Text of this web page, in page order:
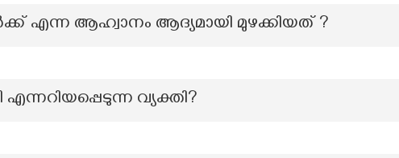
എന്ന ആഹ്വാനം ആദ്യമായി മുഴക്കിയത് ?
വ്യക്തി?